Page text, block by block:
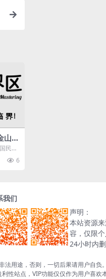
山办
商
民品
等
6
我们
声明：
本站资源
容，仅限
24小时内删
用途，否则，一切后果请用户自负
性站点，VIP功能仅仅作为用户喜欢